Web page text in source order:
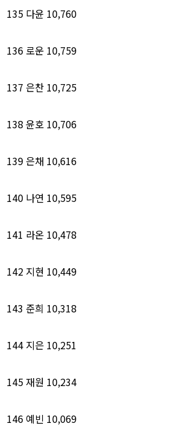
135 다윤 10,760
136 로운 10,759
137 은찬 10,725
138 윤호 10,706
139 은채 10,616
140 나연 10,595
141 라온 10,478
142 지현 10,449
143 준희 10,318
144 지은 10,251
145재원 10,234
146 예빈 10,069